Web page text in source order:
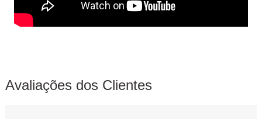
Avaliações dos Clientes